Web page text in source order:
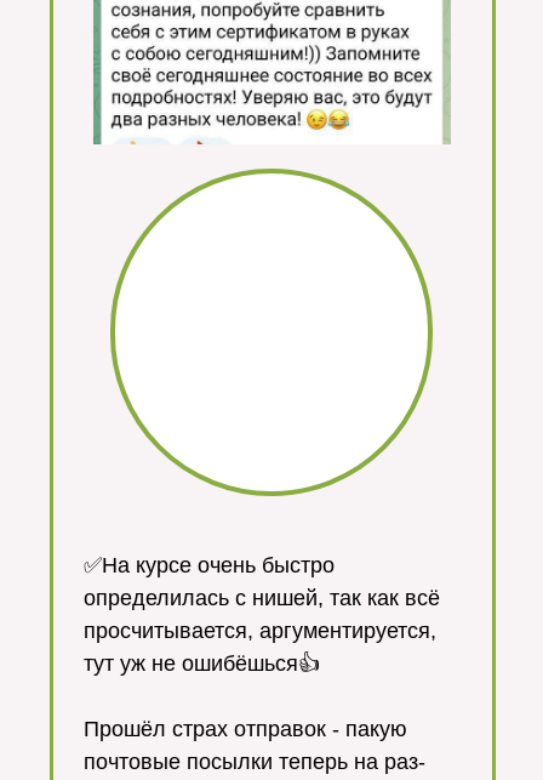
✅На курсе очень быстро
определилась с нишей, так как всё
просчитывается, аргументируется,
тут уж не ошибёшься👍
Прошёл страх отправок - пакую
почтовые посылки теперь на раз-